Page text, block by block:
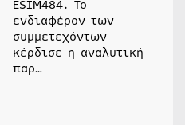
ESIM484. Το
ενδιαφέρον των
συμμετεχόντων
κέρδισε η αναλυτική
παρ…